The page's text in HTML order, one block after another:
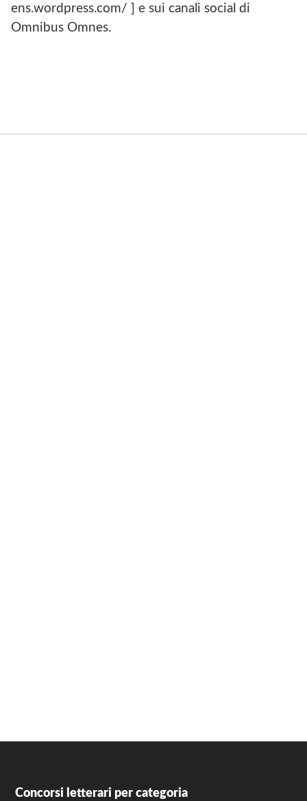
ens.wordpress.com/ ] e sui canali social di
Omnibus Omnes.
Concorsi letterari per categoria